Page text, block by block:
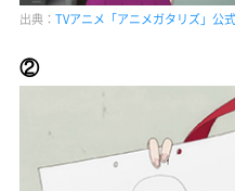
出典： TVアニメ「アニメガタリズ」公
②